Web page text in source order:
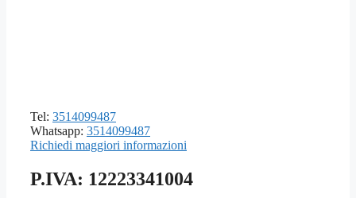
Tel: 3514099487
Whatsapp: 3514099487
Richiedi maggiori informazioni
P.IVA: 12223341004